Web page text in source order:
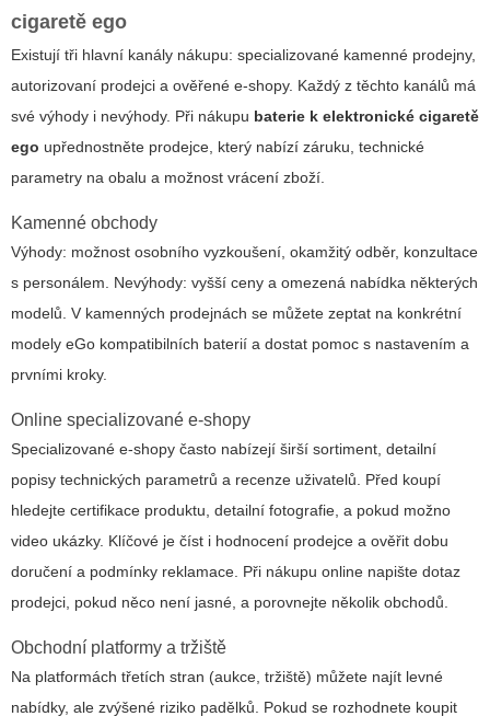
cigaretě ego
Existují tři hlavní kanály nákupu: specializované kamenné prodejny,
autorizovaní prodejci a ověřené e-shopy. Každý z těchto kanálů má
své výhody i nevýhody. Při nákupu baterie k elektronické cigaretě
ego upřednostněte prodejce, který nabízí záruku, technické
parametry na obalu a možnost vrácení zboží.
Kamenné obchody
Výhody: možnost osobního vyzkoušení, okamžitý odběr, konzultace
s personálem. Nevýhody: vyšší ceny a omezená nabídka některých
modelů. V kamenných prodejnách se můžete zeptat na konkrétní
modely eGo kompatibilních baterií a dostat pomoc s nastavením a
prvními kroky.
Online specializované e-shopy
Specializované e-shopy často nabízejí širší sortiment, detailní
popisy technických parametrů a recenze uživatelů. Před koupí
hledejte certifikace produktu, detailní fotografie, a pokud možno
video ukázky. Klíčové je číst i hodnocení prodejce a ověřit dobu
doručení a podmínky reklamace. Při nákupu online napište dotaz
prodejci, pokud něco není jasné, a porovnejte několik obchodů.
Obchodní platformy a tržiště
Na platformách třetích stran (aukce, tržiště) můžete najít levné
nabídky, ale zvýšené riziko padělků. Pokud se rozhodnete koupit